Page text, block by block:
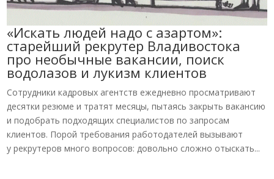
«Искать людей надо с азартом»:
старейший рекрутер Владивостока
про необычные вакансии, поиск
водолазов и лукизм клиентов
Сотрудники кадровых агентств ежедневно просматривают
десятки резюме и тратят месяцы, пытаясь закрыть вакансию
и подобрать подходящих специалистов по запросам
клиентов. Порой требования работодателей вызывают
у рекрутеров много вопросов: довольно сложно отыскать...